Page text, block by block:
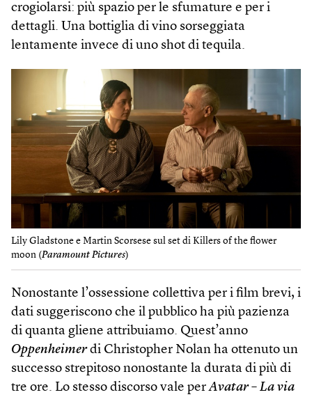
crogiolarsi: più spazio per le sfumature e per i
dettagli. Una bottiglia di vino sorseggiata
lentamente invece di uno shot di tequila.
Lily Gladstone e Martin Scorsese sul set di Killers of the flower
moon (Paramount Pictures)
Nonostante l’ossessione collettiva per i film brevi, i
dati suggeriscono che il pubblico ha più pazienza
di quanta gliene attribuiamo. Quest’anno
Oppenheimerdi Christopher Nolan ha ottenuto un
successo strepitoso nonostante la durata di più di
tre ore. Lo stesso discorso vale perAvatar – La via